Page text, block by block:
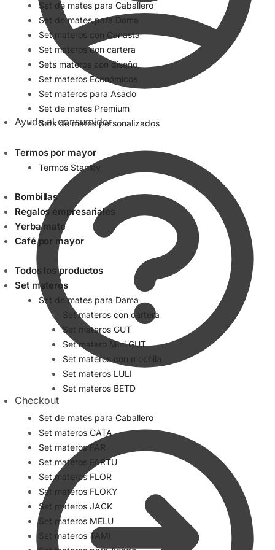
Ayuda al consumidor
Checkout
Set de mates para Caballero
Set de mates para Dama
Set materos con Canasta
Set materos con cartera
Sets materos con diseño
Set materos Económicos
Set materos para Asado
Set de mates Premium
Sets de mates personalizados
Termos por mayor
Termos Stanley
Bombillas
Regalos empresariales
Yerba mate
Café por mayor
Todos los productos
Set materos
Set de mates para Dama
Set materos con cartera
Set materos GUT
Set matero Mini GUT
Set materos con mochila
Set materos LULI
Set materos BETD
Set de mates para Caballero
Set materos CATA
Set materos FAR
Set materos FARTU
Set materos FLOR
Set materos FLOKY
Set materos JACK
Set materos MELU
Set materos TAMI